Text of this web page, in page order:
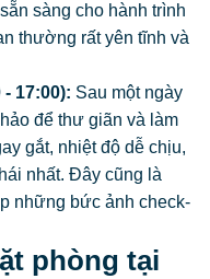
sàng cho hành trình
thường rất yên tĩnh và
17:00): Sau một ngày
để thư giãn và làm
gắt, nhiệt độ dễ chịu,
nhất. Đây cũng là
những bức ảnh check-
phòng tại